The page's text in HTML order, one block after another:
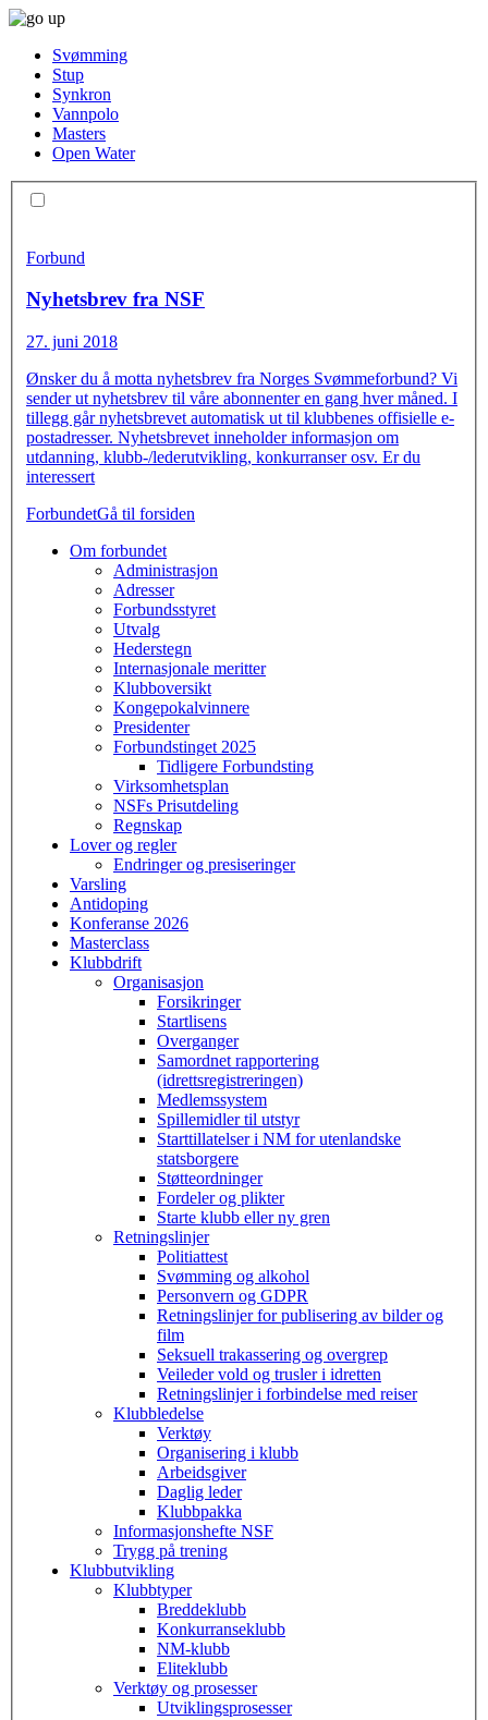
Svømming
Stup
Synkron
Vannpolo
Masters
Open Water
Forbund
Nyhetsbrev fra NSF
27. juni 2018
Ønsker du å motta nyhetsbrev fra Norges Svømmeforbund? Vi
sender ut nyhetsbrev til våre abonnenter en gang hver måned. I
tillegg går nyhetsbrevet automatisk ut til klubbenes offisielle e-
postadresser. Nyhetsbrevet inneholder informasjon om
utdanning, klubb-/lederutvikling, konkurranser osv. Er du
interessert
ForbundetGå til forsiden
Om forbundet
Administrasjon
Adresser
Forbundsstyret
Utvalg
Hederstegn
Internasjonale meritter
Klubboversikt
Kongepokalvinnere
Presidenter
Forbundstinget 2025
Tidligere Forbundsting
Virksomhetsplan
NSFs Prisutdeling
Regnskap
Lover og regler
Endringer og presiseringer
Varsling
Antidoping
Konferanse 2026
Masterclass
Klubbdrift
Organisasjon
Forsikringer
Startlisens
Overganger
Samordnet rapportering
(idrettsregistreringen)
Medlemssystem
Spillemidler til utstyr
Starttillatelser i NM for utenlandske
statsborgere
Støtteordninger
Fordeler og plikter
Starte klubb eller ny gren
Retningslinjer
Politiattest
Svømming og alkohol
Personvern og GDPR
Retningslinjer for publisering av bilder og
film
Seksuell trakassering og overgrep
Veileder vold og trusler i idretten
Retningslinjer i forbindelse med reiser
Klubbledelse
Verktøy
Organisering i klubb
Arbeidsgiver
Daglig leder
Klubbpakka
Informasjonshefte NSF
Trygg på trening
Klubbutvikling
Klubbtyper
Breddeklubb
Konkurranseklubb
NM-klubb
Eliteklubb
Verktøy og prosesser
Utviklingsprosesser